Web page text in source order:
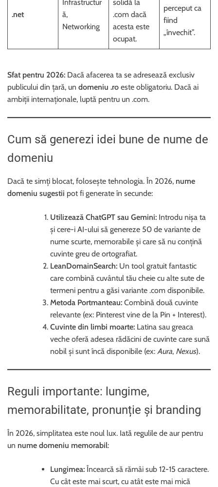
.net
Infrastructur
ă,
Networking
solidă la
.com dacă
acesta este
ocupat.
perceput ca
fiind
„învechit”.
Sfat pentru 2026: Dacă afacerea ta se adresează exclusiv
publicului din țară, un domeniu .ro este obligatoriu. Dacă ai
ambiții internaționale, luptă pentru un .com.
Cum să generezi idei bune de nume de
domeniu
Dacă te simți blocat, folosește tehnologia. În 2026, nume
domeniu sugestii pot fi generate în secunde:
Utilizează ChatGPT sau Gemini: Introdu nișa ta
și cere-i AI-ului să genereze 50 de variante de
nume scurte, memorabile și care să nu conțină
cuvinte greu de ortografiat.
LeanDomainSearch: Un tool gratuit fantastic
care combină cuvântul tău cheie cu alte sute de
termeni pentru a găsi variante .com disponibile.
Metoda Portmanteau: Combină două cuvinte
relevante (ex: Pinterest vine de la Pin + Interest).
Cuvinte din limbi moarte: Latina sau greaca
veche oferă adesea rădăcini de cuvinte care sună
nobil și sunt încă disponibile (ex: Aura, Nexus).
Reguli importante: lungime,
memorabilitate, pronunție și branding
În 2026, simplitatea este noul lux. Iată regulile de aur pentru
un nume domeniu memorabil:
Lungimea: Încearcă să rămâi sub 12-15 caractere.
Cu cât este mai scurt, cu atât este mai mică